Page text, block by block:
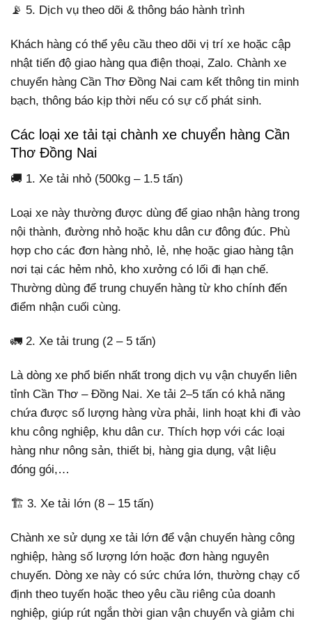
📡 5. Dịch vụ theo dõi & thông báo hành trình
Khách hàng có thể yêu cầu theo dõi vị trí xe hoặc cập
nhật tiến độ giao hàng qua điện thoại, Zalo. Chành xe
chuyển hàng Cần Thơ Đồng Nai cam kết thông tin minh
bạch, thông báo kịp thời nếu có sự cố phát sinh.
Các loại xe tải tại chành xe chuyển hàng Cần
Thơ Đồng Nai
🚚 1. Xe tải nhỏ (500kg – 1.5 tấn)
Loại xe này thường được dùng để giao nhận hàng trong
nội thành, đường nhỏ hoặc khu dân cư đông đúc. Phù
hợp cho các đơn hàng nhỏ, lẻ, nhẹ hoặc giao hàng tận
nơi tại các hẻm nhỏ, kho xưởng có lối đi hạn chế.
Thường dùng để trung chuyển hàng từ kho chính đến
điểm nhận cuối cùng.
🚛 2. Xe tải trung (2 – 5 tấn)
Là dòng xe phổ biến nhất trong dịch vụ vận chuyển liên
tỉnh Cần Thơ – Đồng Nai. Xe tải 2–5 tấn có khả năng
chứa được số lượng hàng vừa phải, linh hoạt khi đi vào
khu công nghiệp, khu dân cư. Thích hợp với các loại
hàng như nông sản, thiết bị, hàng gia dụng, vật liệu
đóng gói,…
🏗️ 3. Xe tải lớn (8 – 15 tấn)
Chành xe sử dụng xe tải lớn để vận chuyển hàng công
nghiệp, hàng số lượng lớn hoặc đơn hàng nguyên
chuyến. Dòng xe này có sức chứa lớn, thường chạy cố
định theo tuyến hoặc theo yêu cầu riêng của doanh
nghiệp, giúp rút ngắn thời gian vận chuyển và giảm chi